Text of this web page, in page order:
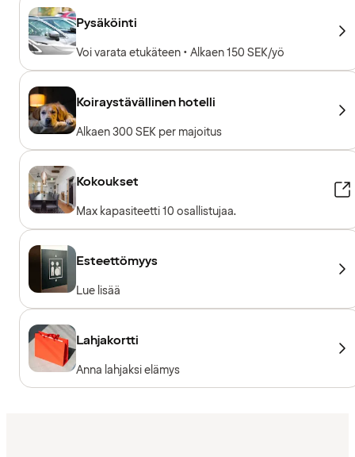
Pysäköinti
Voi varata etukäteen • Alkaen 150 SEK/yö
Koiraystävällinen hotelli
Alkaen 300 SEK per majoitus
Kokoukset
Max kapasiteetti 10 osallistujaa.
Esteettömyys
Lue lisää
Lahjakortti
Anna lahjaksi elämys